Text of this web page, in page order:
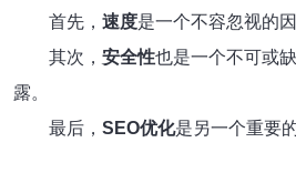
首先， 速度是一个不容忽视的
其次， 安全性也是一个不可或
露。
最后， SEO优化是另一个重要